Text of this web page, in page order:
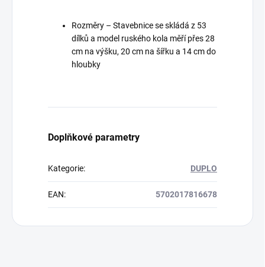
Rozměry – Stavebnice se skládá z 53
dílků a model ruského kola měří přes 28
cm na výšku, 20 cm na šířku a 14 cm do
hloubky
Doplňkové parametry
Kategorie: DUPLO
EAN: 5702017816678